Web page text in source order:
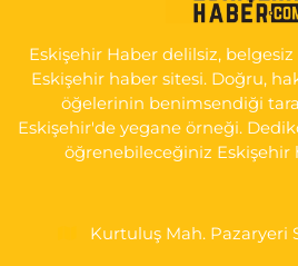
Eskişehir Haber delilsiz,
Eskişehir haber sitesi. Doğru,
öğelerinin benimsendiği
Eskişehir'de yegane örneği.
öğrenebileceğiniz
Kurtuluş Mah. Pazaryeri